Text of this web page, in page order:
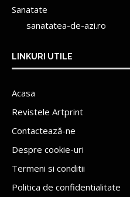
Sanatate
sanatatea-de-azi.ro
LINKURI UTILE
Acasa
Revistele Artprint
Contactează-ne
Despre cookie-uri
Termeni si conditii
Politica de confidentialitate